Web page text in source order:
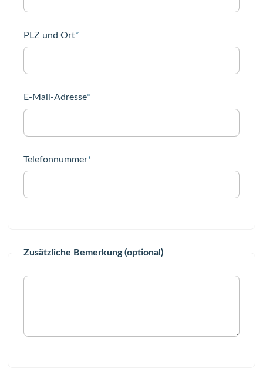
Pflichtfeld
PLZ und Ort*
Pflichtfeld
E-Mail-Adresse*
Pflichtfeld
Telefonnummer*
Zusätzliche Bemerkung (optional)